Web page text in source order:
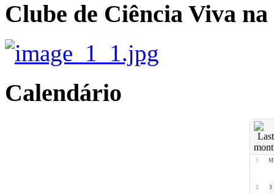
Clube de Ciência Viva
Calendário
S M
2
3